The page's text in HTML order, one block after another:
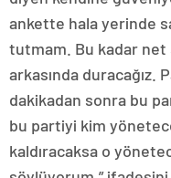
ankette hala yerinde
tutmam. Bu kadar
arkasında duracağız.
dakikadan sonra bu
bu partiyi kim
kaldıracaksa o